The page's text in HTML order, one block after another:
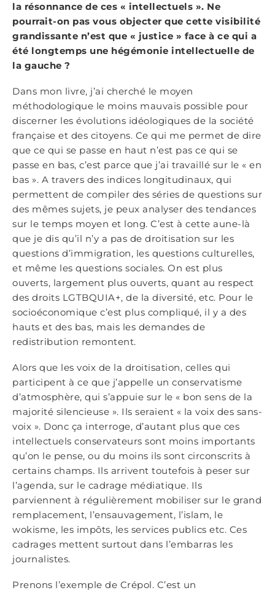
la résonnance de ces « intellectuels ». Ne
pourrait-on pas vous objecter que cette visibilité
grandissante n’est que « justice » face à ce qui a
été longtemps une hégémonie intellectuelle de
la gauche ?
Dans mon livre, j’ai cherché le moyen
méthodologique le moins mauvais possible pour
discerner les évolutions idéologiques de la société
française et des citoyens. Ce qui me permet de dire
que ce qui se passe en haut n’est pas ce qui se
passe en bas, c’est parce que j’ai travaillé sur le « en
bas ». A travers des indices longitudinaux, qui
permettent de compiler des séries de questions sur
des mêmes sujets, je peux analyser des tendances
sur le temps moyen et long. C’est à cette aune-là
que je dis qu’il n’y a pas de droitisation sur les
questions d’immigration, les questions culturelles,
et même les questions sociales. On est plus
ouverts, largement plus ouverts, quant au respect
des droits LGTBQUIA+, de la diversité, etc. Pour le
socioéconomique c’est plus compliqué, il y a des
hauts et des bas, mais les demandes de
redistribution remontent.
Alors que les voix de la droitisation, celles qui
participent à ce que j’appelle un conservatisme
d’atmosphère, qui s’appuie sur le « bon sens de la
majorité silencieuse ». Ils seraient « la voix des sans-
voix ». Donc ça interroge, d’autant plus que ces
intellectuels conservateurs sont moins importants
qu’on le pense, ou du moins ils sont circonscrits à
certains champs. Ils arrivent toutefois à peser sur
l’agenda, sur le cadrage médiatique. Ils
parviennent à régulièrement mobiliser sur le grand
remplacement, l’ensauvagement, l’islam, le
wokisme, les impôts, les services publics etc. Ces
cadrages mettent surtout dans l’embarras les
journalistes.
Prenons l’exemple de Crépol. C’est un